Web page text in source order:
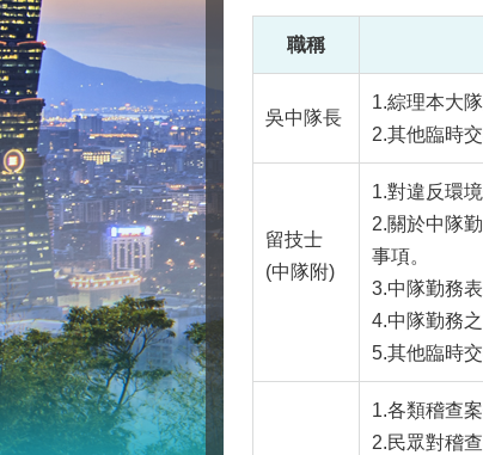
職稱
吳中隊長
1.綜理本大
2.其他臨時交
留技士
(中隊附)
1.對違反環
2.關於中隊
事項。
3.中隊勤務
4.中隊勤務
5.其他臨時交
1.各類稽查
2.民眾對稽查